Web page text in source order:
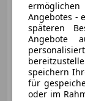
09/2022
Angebotes -
späteren
Angebote
speichern
für
oder im